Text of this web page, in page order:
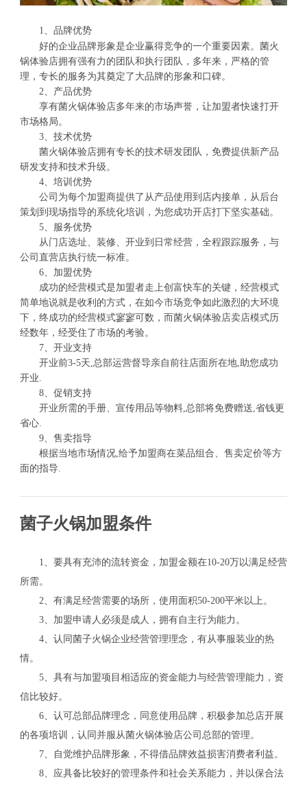
1、品牌优势
好的企业品牌形象是企业赢得竞争的一个重要因素。菌火
锅体验店拥有强有力的团队和执行团队，多年来，严格的管
理，专长的服务为其奠定了大品牌的形象和口碑。
2、产品优势
享有菌火锅体验店多年来的市场声誉，让加盟者快速打开
市场格局。
3、技术优势
菌火锅体验店拥有专长的技术研发团队，免费提供新产品
研发支持和技术升级。
4、培训优势
公司为每个加盟商提供了从产品使用到店内接单，从后台
策划到现场指导的系统化培训，为您成功开店打下坚实基础。
5、服务优势
从门店选址、装修、开业到日常经营，全程跟踪服务，与
公司直营店执行统一标准。
6、加盟优势
成功的经营模式是加盟者走上创富快车的关键，经营模式
简单地说就是收利的方式，在如今市场竞争如此激烈的大环境
下，终成功的经营模式寥寥可数，而菌火锅体验店卖店模式历
经数年，经受住了市场的考验。
7、开业支持
开业前3-5天,总部运营督导亲自前往店面所在地,助您成功
开业.
8、促销支持
开业所需的手册、宣传用品等物料,总部将免费赠送,省钱更
省心.
9、售卖指导
根据当地市场情况,给予加盟商在菜品组合、售卖定价等方
面的指导.
菌子火锅加盟条件
1、要具有充沛的流转资金，加盟金额在10-20万以满足经营
所需。
2、有满足经营需要的场所，使用面积50-200平米以上。
3、加盟申请人必须是成人，拥有自主行为能力。
4、认同菌子火锅企业经营管理理念，有从事服装业的热
情。
5、具有与加盟项目相适应的资金能力与经营管理能力，资
信比较好。
6、认可总部品牌理念，同意使用品牌，积极参加总店开展
的各项培训，认同并服从菌火锅体验店公司总部的管理。
7、自觉维护品牌形象，不得借品牌效益损害消费者利益。
8、应具备比较好的管理条件和社会关系能力，并以保合法